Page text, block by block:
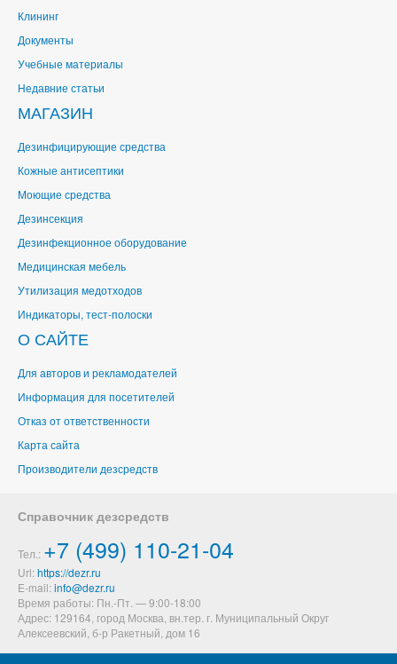
Клининг
Документы
Учебные материалы
Недавние статьи
МАГАЗИН
Дезинфицирующие средства
Кожные антисептики
Моющие средства
Дезинсекция
Дезинфекционное оборудование
Медицинская мебель
Утилизация медотходов
Индикаторы, тест-полоски
О САЙТЕ
Для авторов и рекламодателей
Информация для посетителей
Отказ от ответственности
Карта сайта
Производители дезсредств
Справочник дезсредств
Тел.: +7 (499) 110-21-04
Url: https://dezr.ru
E-mail:
Время работы: Пн.-Пт. — 9:00-18:00
Адрес: 129164, город Москва, вн.тер. г. Муниципальный Округ
Алексеевский б-р Ракетный, дом 16